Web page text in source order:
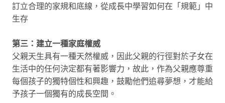
訂立合理的家規和底線，從成長中學習如何在「規範」中
生存
第三：建立一種家庭權威
父親天生具有一種天然權威，因此父親的行徑對於子女在
生活中的任何決定都有著影響力，故此，作為父親應尊重
每個孩子的獨特個性和興趣，鼓勵他們追尋夢想，才能給
予孩子一個獨有的成長空間。